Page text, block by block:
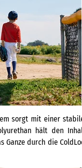
sorgt mit einer
hält den
durch die